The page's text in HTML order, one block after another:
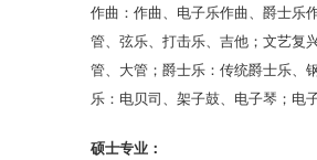
作曲：作曲、电子乐作曲、爵士乐
管、弦乐、打击乐、吉他；文艺复
管、大管；爵士乐：传统爵士乐、
乐：电贝司、架子鼓、电子琴；电
硕士专业：